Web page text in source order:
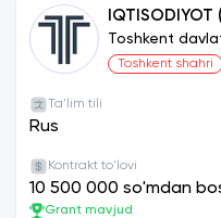
IQTISODIYOT
Toshkent
Toshkent shahri
Ta'lim tili
Rus
Kontrakt to'lovi
10 500 000 so'mdan
Grant mavjud